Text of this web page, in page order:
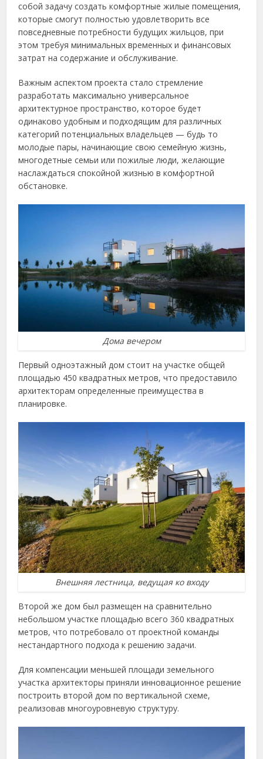
собой задачу создать комфортные жилые помещения,
которые смогут полностью удовлетворить все
повседневные потребности будущих жильцов, при
этом требуя минимальных временных и финансовых
затрат на содержание и обслуживание.
Важным аспектом проекта стало стремление
разработать максимально универсальное
архитектурное пространство, которое будет
одинаково удобным и подходящим для различных
категорий потенциальных владельцев — будь то
молодые пары, начинающие свою семейную жизнь,
многодетные семьи или пожилые люди, желающие
наслаждаться спокойной жизнью в комфортной
обстановке.
Дома вечером
Первый одноэтажный дом стоит на участке общей
площадью 450 квадратных метров, что предоставило
архитекторам определенные преимущества в
планировке.
Внешняя лестница, ведущая ко входу
Второй же дом был размещен на сравнительно
небольшом участке площадью всего 360 квадратных
метров, что потребовало от проектной команды
нестандартного подхода к решению задачи.
Для компенсации меньшей площади земельного
участка архитекторы приняли инновационное решение
построить второй дом по вертикальной схеме,
реализовав многоуровневую структуру.